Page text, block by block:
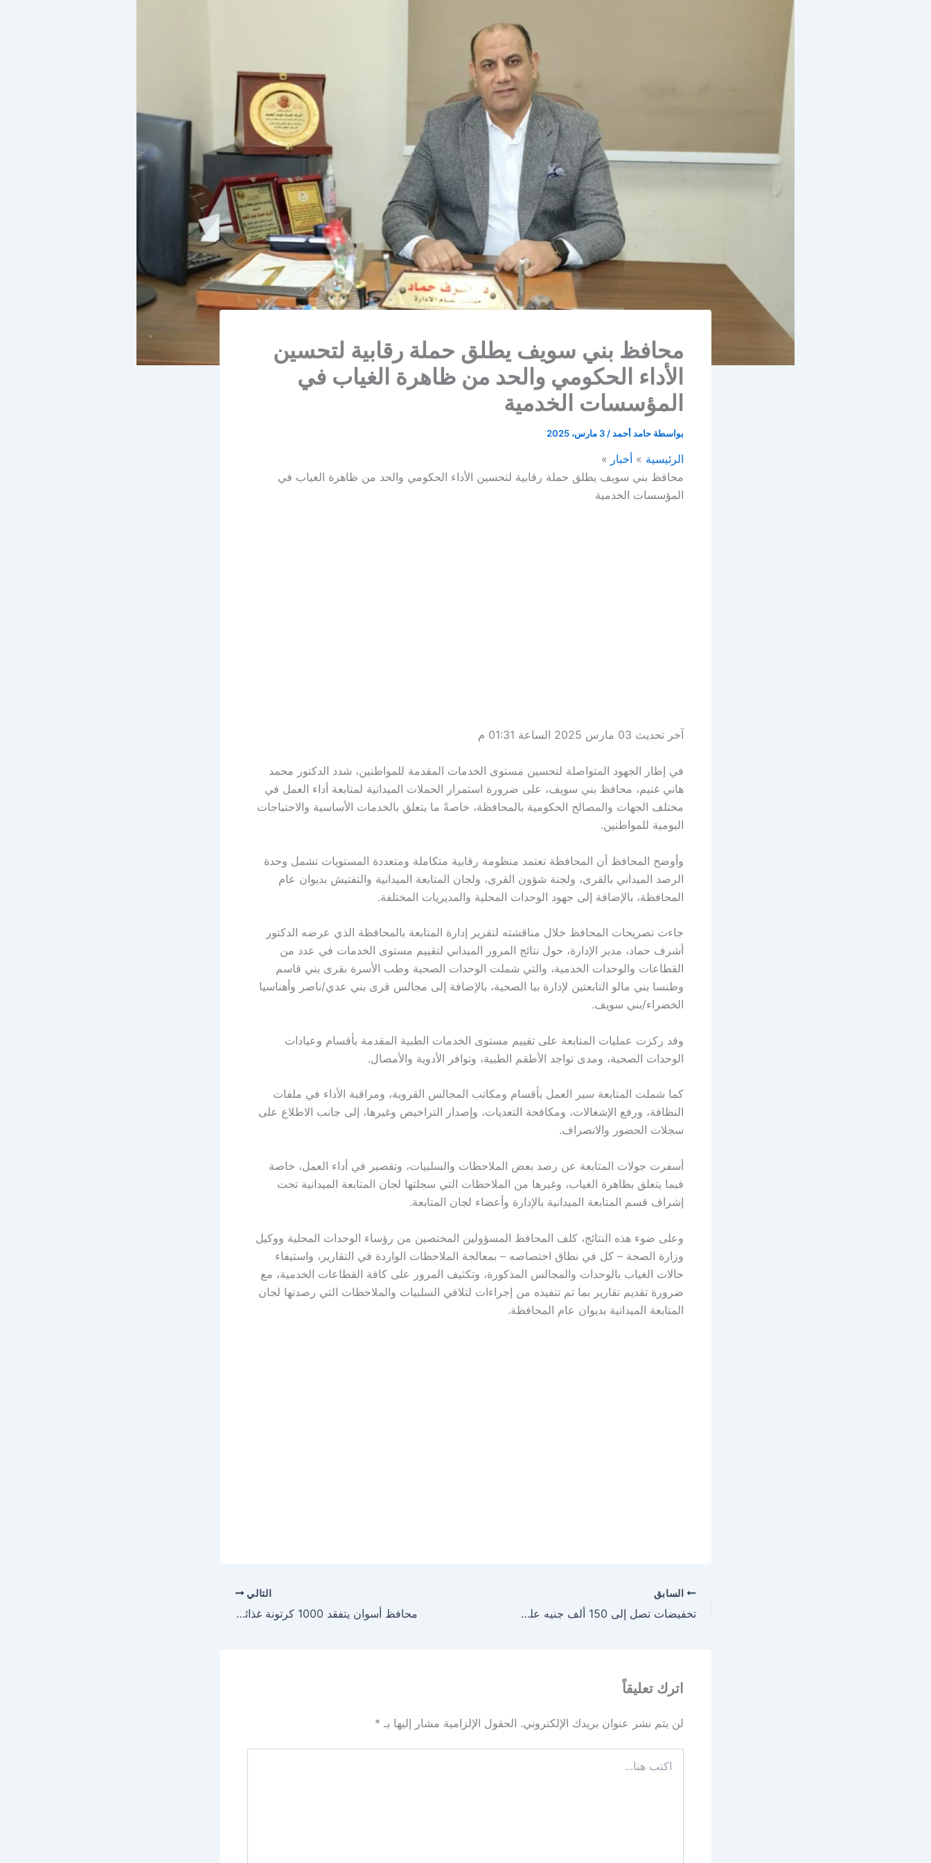
محافظ بني سويف يطلق حملة رقابية لتحسين
الأداء الحكومي والحد من ظاهرة الغياب في
المؤسسات الخدمية
بواسطة حامد أحمد/3 مارس، 2025
الرئيسية
أخبار
محافظ بني سويف يطلق حملة رقابية لتحسين الأداء الحكومي والحد من ظاهرة الغياب في
المؤسسات الخدمية
آخر تحديث 03 مارس 2025 الساعة 01:31 م
في إطار الجهود المتواصلة لتحسين مستوى الخدمات المقدمة للمواطنين، شدد الدكتور محمد
هاني غنيم، محافظ بني سويف، على ضرورة استمرار الحملات الميدانية لمتابعة أداء العمل في
مختلف الجهات والمصالح الحكومية بالمحافظة، خاصةً ما يتعلق بالخدمات الأساسية والاحتياجات
اليومية للمواطنين.
وأوضح المحافظ أن المحافظة تعتمد منظومة رقابية متكاملة ومتعددة المستويات تشمل وحدة
الرصد الميداني بالقرى، ولجنة شؤون القرى، ولجان المتابعة الميدانية والتفتيش بديوان عام
المحافظة، بالإضافة إلى جهود الوحدات المحلية والمديريات المختلفة.
جاءت تصريحات المحافظ خلال مناقشته لتقرير إدارة المتابعة بالمحافظة الذي عرضه الدكتور
أشرف حماد، مدير الإدارة، حول نتائج المرور الميداني لتقييم مستوى الخدمات في عدد من
القطاعات والوحدات الخدمية، والتي شملت الوحدات الصحية وطب الأسرة بقرى بني قاسم
وطنسا بني مالو التابعتين لإدارة ببا الصحية، بالإضافة إلى مجالس قرى بني عدي/ناصر وأهناسيا
الخضراء/بني سويف.
وقد ركزت عمليات المتابعة على تقييم مستوى الخدمات الطبية المقدمة بأقسام وعيادات
الوحدات الصحية، ومدى تواجد الأطقم الطبية، وتوافر الأدوية والأمصال.
كما شملت المتابعة سير العمل بأقسام ومكاتب المجالس القروية، ومراقبة الأداء في ملفات
النظافة، ورفع الإشغالات، ومكافحة التعديات، وإصدار التراخيص وغيرها، إلى جانب الاطلاع على
سجلات الحضور والانصراف.
أسفرت جولات المتابعة عن رصد بعض الملاحظات والسلبيات، وتقصير في أداء العمل، خاصة
فيما يتعلق بظاهرة الغياب، وغيرها من الملاحظات التي سجلتها لجان المتابعة الميدانية تحت
إشراف قسم المتابعة الميدانية بالإدارة وأعضاء لجان المتابعة.
وعلى ضوء هذه النتائج، كلف المحافظ المسؤولين المختصين من رؤساء الوحدات المحلية ووكيل
وزارة الصحة – كل في نطاق اختصاصه – بمعالجة الملاحظات الواردة في التقارير، واستيفاء
حالات الغياب بالوحدات والمجالس المذكورة، وتكثيف المرور على كافة القطاعات الخدمية، مع
ضرورة تقديم تقارير بما تم تنفيذه من إجراءات لتلافي السلبيات والملاحظات التي رصدتها لجان
المتابعة الميدانية بديوان عام المحافظة.
السابق
تخفيضات تصل إلى 150 ألف جنيه على هيونداي توسان 2025 في مصر.. تعرف على الأسعار الجديدة
التالي
محافظ أسوان يتفقد 1000 كرتونة غذائية مقدمة من البنك الزراعي لتوزيعها على الأسر المستحقة
اترك تعليقاً
لن يتم نشر عنوان بريدك الإلكتروني. الحقول الإلزامية مشار إليها بـ *
هنا...